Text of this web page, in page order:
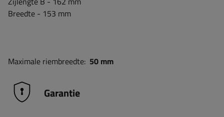
Breedte - 153 mm
Maximale riembreedte: 50 mm
Garantie